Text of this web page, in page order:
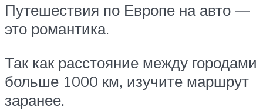
Путешествия по Европе на авто —
это романтика.
Так как расстояние между городами
больше 1000 км, изучите маршрут
заранее.